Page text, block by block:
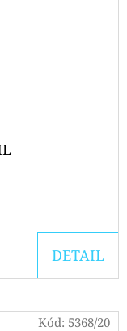
DETAIL
Kód: 5368/20